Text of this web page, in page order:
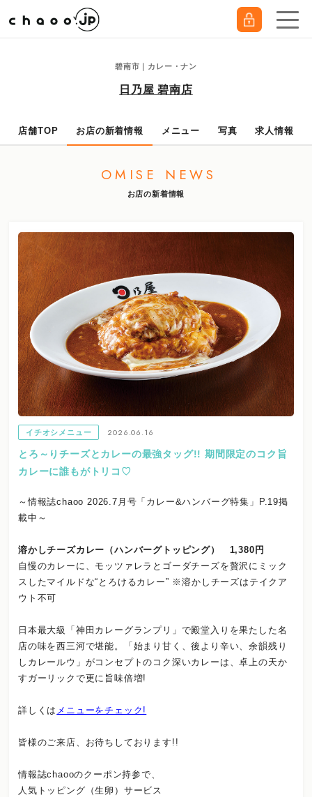
碧南市｜カレー・ナン
日乃屋 碧南店
店舗TOP お店の新着情報 メニュー 写真 求人情報
OMISE NEWS
お店の新着情報
イチオシメニュー
2026.06.16
とろ～りチーズとカレーの最強タッグ!! 期間限定のコク旨
カレーに誰もがトリコ♡
～情報誌chaoo 2026.7月号「カレー&ハンバーグ特集」P.19掲
載中～
溶かしチーズカレー（ハンバーグトッピング） 1,380円
自慢のカレーに、モッツァレラとゴーダチーズを贅沢にミック
スしたマイルドな“とろけるカレー” ※溶かしチーズはテイクア
ウト不可
日本最大級「神田カレーグランプリ」で殿堂入りを果たした名
店の味を西三河で堪能。「始まり甘く、後より辛い、余韻残り
しカレールウ」がコンセプトのコク深いカレーは、卓上の天か
すガーリックで更に旨味倍増!
詳しくは メニューをチェック!
皆様のご来店、お待ちしております!!
情報誌chaooのクーポン持参で、
人気トッピング（生卵）サービス